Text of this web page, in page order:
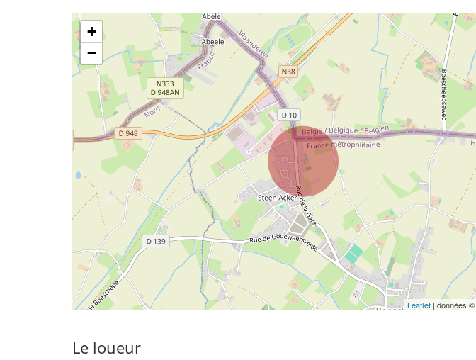
+
−
Leaflet| données ©
Le loueur